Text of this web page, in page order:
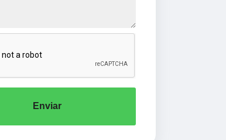
Enviar